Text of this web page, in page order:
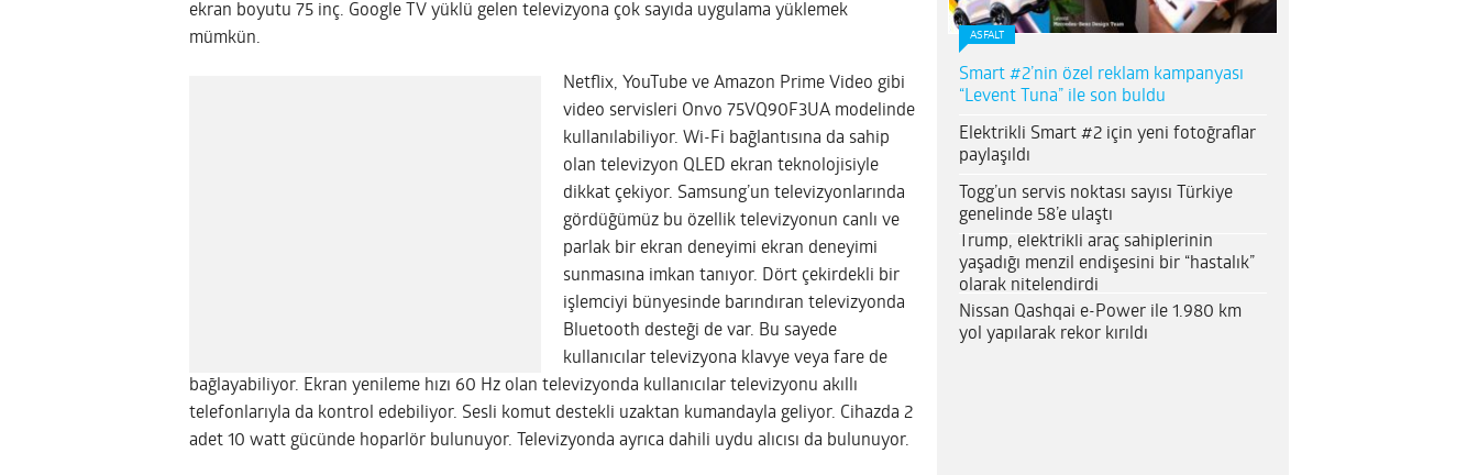
ekran boyutu 75 inç. Google TV yüklü gelen televizyona çok sayıda uygulama yüklemek
mümkün.
Netflix, YouTube ve Amazon Prime Video gibi
video servisleri Onvo 75VQ90F3UA modelinde
kullanılabiliyor. Wi-Fi bağlantısına da sahip
olan televizyon QLED ekran teknolojisiyle
dikkat çekiyor. Samsung’un televizyonlarında
gördüğümüz bu özellik televizyonun canlı ve
parlak bir ekran deneyimi ekran deneyimi
sunmasına imkan tanıyor. Dört çekirdekli bir
işlemciyi bünyesinde barındıran televizyonda
Bluetooth desteği de var. Bu sayede
kullanıcılar televizyona klavye veya fare de
bağlayabiliyor. Ekran yenileme hızı 60 Hz olan televizyonda kullanıcılar televizyonu akıllı
telefonlarıyla da kontrol edebiliyor. Sesli komut destekli uzaktan kumandayla geliyor. Cihazda 2
adet 10 watt gücünde hoparlör bulunuyor. Televizyonda ayrıca dahili uydu alıcısı da bulunuyor.
ASFALT
Smart #2’nin özel reklam kampanyası
“Levent Tuna” ile son buldu
Elektrikli Smart #2 için yeni fotoğraflar
paylaşıldı
Togg’un servis noktası sayısı Türkiye
genelinde 58’e ulaştı
Trump, elektrikli araç sahiplerinin
yaşadığı menzil endişesini bir “hastalık”
olarak nitelendirdi
Nissan Qashqai e-Power ile 1.980 km
yol yapılarak rekor kırıldı